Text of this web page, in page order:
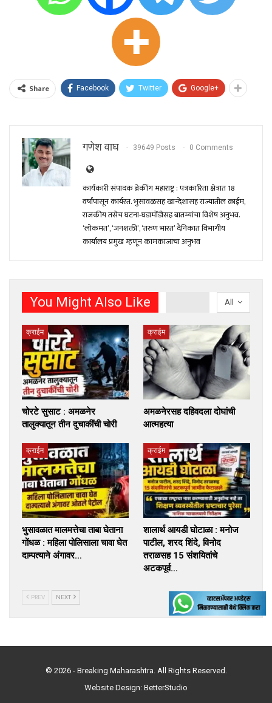
Share Facebook Twitter Google+
गणेश वाघ 39649 Posts 0 Comments
कार्यकारी संपादक ब्रेकींग महाराष्ट्र : पत्रकारिता क्षेत्रात 18
वर्षांपासून कार्यरत. भुसावळसह खान्देशासह राज्यातील क्राईम,
राजकीय तसेच घटना-घडामोंडीसह बातम्यांचा विशेष अनुभव.
‘लोकमत’, ‘जनशक्ती’, ‘तरुण भारत’ दैनिकात विभागीय
कार्यालय प्रमुख म्हणून कामकाजाचा अनुभव
All
You Might Also Like
क्राईम
चोरटे सुसाट : अमळनेर
तालुक्यातून तीन दुचाकींची चोरी
क्राईम
अमळनेरसह दहिवदला दोघांची
आत्महत्या
क्राईम
भुसावळात मालमत्तेचा ताबा घेताना
गोंधळ : महिला पोलिसाला चावा घेत
दाम्पत्याने अंगावर…
क्राईम
शालार्थ आयडी घोटाळा : मनोज
पाटील, शरद शिंदे, विनोद
तराळसह 15 संशयितांचे
अटकपूर्व…
PREV NEXT
© 2026 - Breaking Maharashtra. All Rights Reserved.
Website Design: BetterStudio